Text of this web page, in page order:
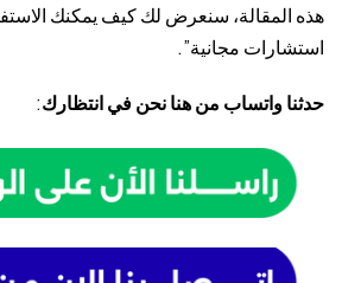
هذه المقالة، سنعرض لك كيف يمكنك
استشارات مجانية”.
حدثنا واتساب من هنا نحن في انتظارك: